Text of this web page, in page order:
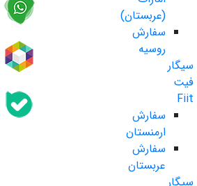
(عربستان)
سفارش
روسیه
سیگار
فیت
Fiit
سفارش
ارمنستان
سفارش
عربستان
سیگار